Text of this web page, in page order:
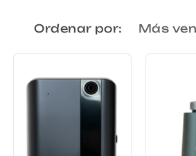
Ordenar por: